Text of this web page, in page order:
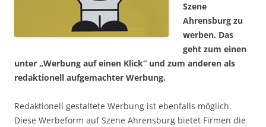
Szene
Ahrensburg zu
werben. Das
geht zum einen
unter „Werbung auf einen Klick“ und zum anderen als
redaktionell aufgemachter Werbung.
Redaktionell gestaltete Werbung ist ebenfalls möglich.
Diese Werbeform auf Szene Ahrensburg bietet Firmen die